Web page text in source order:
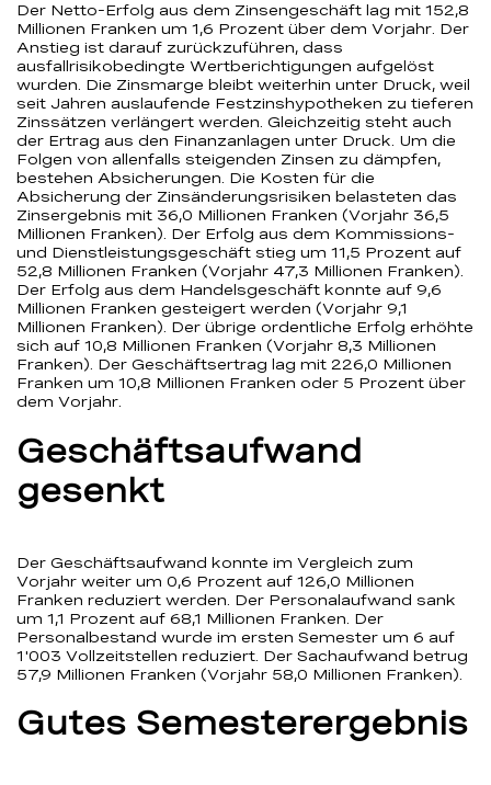
Der Netto-Erfolg aus dem Zinsengeschäft lag mit 152,8
Millionen Franken um 1,6 Prozent über dem Vorjahr. Der
Anstieg ist darauf zurückzuführen, dass
ausfallrisikobedingte Wertberichtigungen aufgelöst
wurden. Die Zinsmarge bleibt weiterhin unter Druck, weil
seit Jahren auslaufende Festzinshypotheken zu tieferen
Zinssätzen verlängert werden. Gleichzeitig steht auch
der Ertrag aus den Finanzanlagen unter Druck. Um die
Folgen von allenfalls steigenden Zinsen zu dämpfen,
bestehen Absicherungen. Die Kosten für die
Absicherung der Zinsänderungsrisiken belasteten das
Zinsergebnis mit 36,0 Millionen Franken (Vorjahr 36,5
Millionen Franken). Der Erfolg aus dem Kommissions-
und Dienstleistungsgeschäft stieg um 11,5 Prozent auf
52,8 Millionen Franken (Vorjahr 47,3 Millionen Franken).
Der Erfolg aus dem Handelsgeschäft konnte auf 9,6
Millionen Franken gesteigert werden (Vorjahr 9,1
Millionen Franken). Der übrige ordentliche Erfolg erhöhte
sich auf 10,8 Millionen Franken (Vorjahr 8,3 Millionen
Franken). Der Geschäftsertrag lag mit 226,0 Millionen
Franken um 10,8 Millionen Franken oder 5 Prozent über
dem Vorjahr.
Geschäftsaufwand
gesenkt
Der Geschäftsaufwand konnte im Vergleich zum
Vorjahr weiter um 0,6 Prozent auf 126,0 Millionen
Franken reduziert werden. Der Personalaufwand sank
um 1,1 Prozent auf 68,1 Millionen Franken. Der
Personalbestand wurde im ersten Semester um 6 auf
1'003 Vollzeitstellen reduziert. Der Sachaufwand betrug
57,9 Millionen Franken (Vorjahr 58,0 Millionen Franken).
Gutes Semesterergebnis